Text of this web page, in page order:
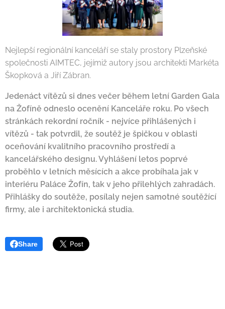
Nejlepší regionální kanceláří se staly prostory Plzeňské
společnosti AIMTEC, jejímiž autory jsou architekti Markéta
Škopková a Jiří Zábran.
Jedenáct vítězů si dnes večer během letní Garden Gala
na Žofíně odneslo ocenění Kanceláře roku. Po všech
stránkách rekordní ročník - nejvíce přihlášených i
vítězů - tak potvrdil, že soutěž je špičkou v oblasti
oceňování kvalitního pracovního prostředí a
kancelářského designu. Vyhlášení letos poprvé
proběhlo v letních měsících a akce probíhala jak v
interiéru Paláce Žofín, tak v jeho přilehlých zahradách.
Přihlášky do soutěže, posílaly nejen samotné soutěžící
firmy, ale i architektonická studia.
Share